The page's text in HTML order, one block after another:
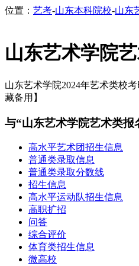
位置： 艺考-山东本科院校-山东
山东艺术学院
山东艺术学院2024年艺术类校
藏备用】
与“山东艺术学院艺术类报
高水平艺术团招生信息
普通类录取信息
普通类录取分数线
招生信息
高水平运动队招生信息
高职扩招
问答
综合评价
体育类招生信息
微高校